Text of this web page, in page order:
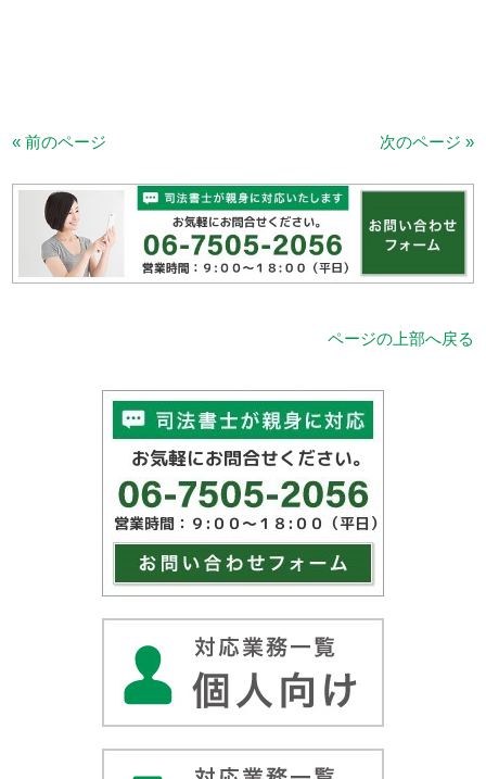
« 前のページ 次のページ »
ページの上部へ戻る